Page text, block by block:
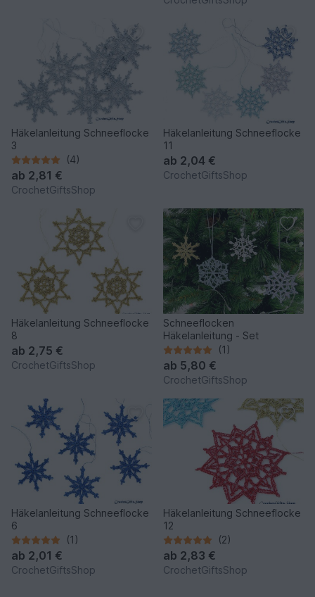
Häkelanleitung Schneeflocke
3
(4)
ab 2,81 €
CrochetGiftsShop
Häkelanleitung Schneeflocke
11
ab 2,04 €
CrochetGiftsShop
Häkelanleitung Schneeflocke
8
ab 2,75 €
CrochetGiftsShop
Schneeflocken
Häkelanleitung - Set
(1)
ab 5,80 €
CrochetGiftsShop
Häkelanleitung Schneeflocke
6
(1)
ab 2,01 €
CrochetGiftsShop
Häkelanleitung Schneeflocke
12
(2)
ab 2,83 €
CrochetGiftsShop